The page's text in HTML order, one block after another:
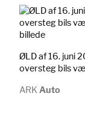
ØLD af 16. juni
oversteg bils
ARK Auto